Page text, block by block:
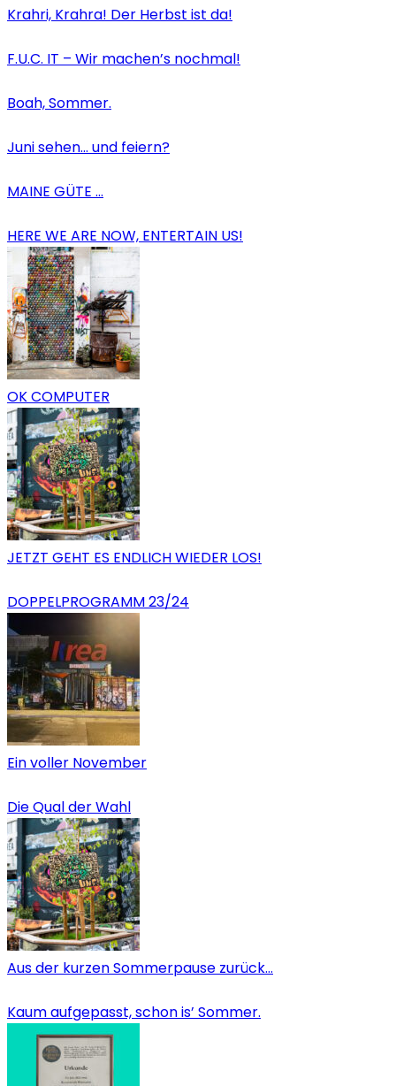
Krahri, Krahra! Der Herbst ist da!
F.U.C. IT – Wir machen’s nochmal!
Boah, Sommer.
Juni sehen… und feiern?
MAINE GÜTE …
HERE WE ARE NOW, ENTERTAIN US!
OK COMPUTER
JETZT GEHT ES ENDLICH WIEDER LOS!
DOPPELPROGRAMM 23/24
Ein voller November
Die Qual der Wahl
Aus der kurzen Sommerpause zurück…
Kaum aufgepasst, schon is’ Sommer.